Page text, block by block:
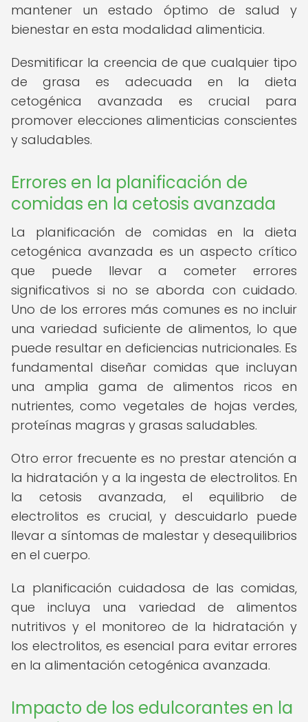
mantener un estado óptimo de salud y
bienestar en esta modalidad alimenticia.
Desmitificar la creencia de que cualquier tipo
de grasa es adecuada en la dieta
cetogénica avanzada es crucial para
promover elecciones alimenticias conscientes
y saludables.
Errores en la planificación de
comidas en la cetosis avanzada
La planificación de comidas en la dieta
cetogénica avanzada es un aspecto crítico
que puede llevar a cometer errores
significativos si no se aborda con cuidado.
Uno de los errores más comunes es no incluir
una variedad suficiente de alimentos, lo que
puede resultar en deficiencias nutricionales. Es
fundamental diseñar comidas que incluyan
una amplia gama de alimentos ricos en
nutrientes, como vegetales de hojas verdes,
proteínas magras y grasas saludables.
Otro error frecuente es no prestar atención a
la hidratación y a la ingesta de electrolitos. En
la cetosis avanzada, el equilibrio de
electrolitos es crucial, y descuidarlo puede
llevar a síntomas de malestar y desequilibrios
en el cuerpo.
La planificación cuidadosa de las comidas,
que incluya una variedad de alimentos
nutritivos y el monitoreo de la hidratación y
los electrolitos, es esencial para evitar errores
en la alimentación cetogénica avanzada.
Impacto de los edulcorantes en la